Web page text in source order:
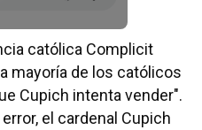
católica Complicit
mayoría de los católicos
Cupich intenta vender".
el cardenal Cupich